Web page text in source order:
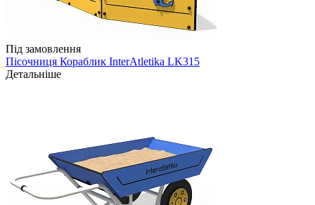
Під замовлення
Пісочниця Кораблик InterAtletika LK315
Детальніше